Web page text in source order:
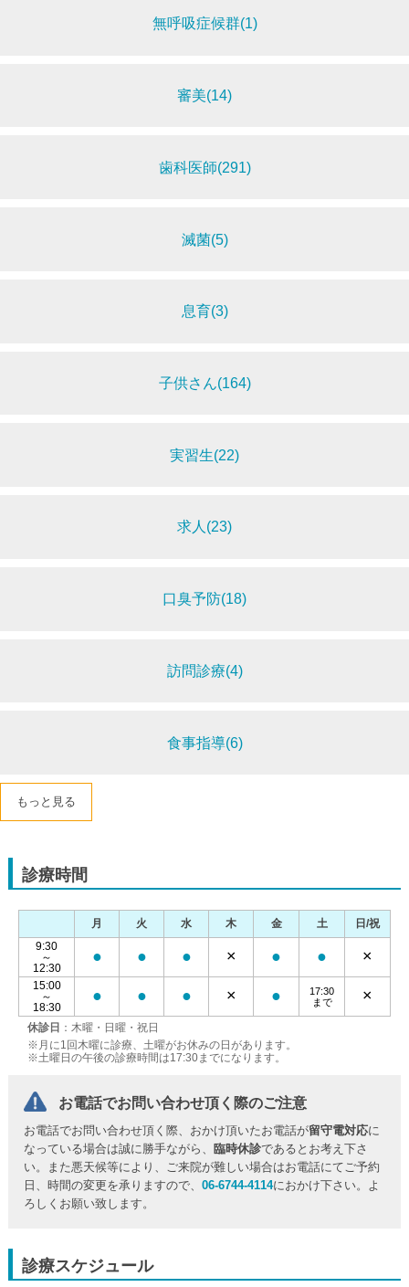
無呼吸症候群(1)
審美(14)
歯科医師(291)
滅菌(5)
息育(3)
子供さん(164)
実習生(22)
求人(23)
口臭予防(18)
訪問診療(4)
食事指導(6)
もっと見る
診療時間
休診日 ：木曜・日曜・祝日
※月に1回木曜に診療、土曜がお休みの日があります。
※土曜日の午後の診療時間は17:30までになります。
月 火 水 木 金 土
日/祝
9:30
～
12:30
● ● ● × ● ● ×
15:00
～
18:30
● ● ● × ●
17:30
まで
×
お電話でお問い合わせ頂く際のご注意
お電話でお問い合わせ頂く際、おかけ頂いたお電話が留守電対応に
なっている場合は誠に勝手ながら、臨時休診であるとお考え下さ
い。また悪天候等により、ご来院が難しい場合はお電話にてご予約
日、時間の変更を承りますので、06-6744-4114におかけ下さい。よ
ろしくお願い致します。
診療スケジュール